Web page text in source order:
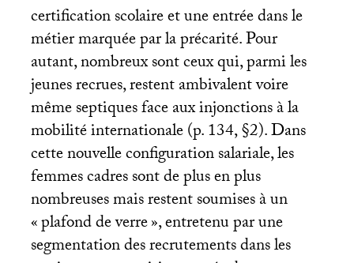
certification scolaire et une entrée dans le
métier marquée par la précarité. Pour
autant, nombreux sont ceux qui, parmi les
jeunes recrues, restent ambivalent voire
même septiques face aux injonctions à la
mobilité internationale (p. 134, §2). Dans
cette nouvelle configuration salariale, les
femmes cadres sont de plus en plus
nombreuses mais restent soumises à un
«plafond de verre», entretenu par une
segmentation des recrutements dans les